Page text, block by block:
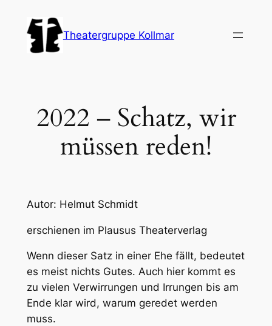
Inhalt
springen
Theatergruppe Kollmar
2022 – Schatz, wir
müssen reden!
Autor: Helmut Schmidt
erschienen im Plausus Theaterverlag
Wenn dieser Satz in einer Ehe fällt, bedeutet
es meist nichts Gutes. Auch hier kommt es
zu vielen Verwirrungen und Irrungen bis am
Ende klar wird, warum geredet werden
muss.